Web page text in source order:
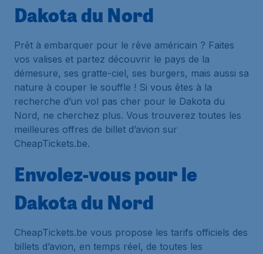
Dakota du Nord
Prêt à embarquer pour le rêve américain ? Faites
vos valises et partez découvrir le pays de la
démesure, ses gratte-ciel, ses burgers, mais aussi sa
nature à couper le souffle ! Si vous êtes à la
recherche d’un vol pas cher pour le Dakota du
Nord, ne cherchez plus. Vous trouverez toutes les
meilleures offres de billet d’avion sur
CheapTickets.be.
Envolez-vous pour le
Dakota du Nord
CheapTickets.be vous propose les tarifs officiels des
billets d’avion, en temps réel, de toutes les